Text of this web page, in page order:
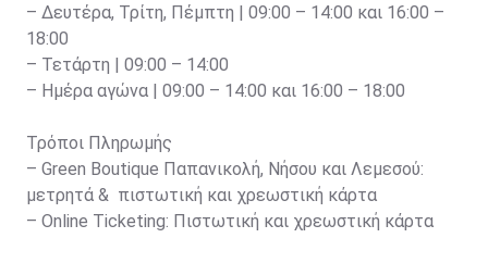
– Δευτέρα, Τρίτη, Πέμπτη | 09:00 – 14:00 και 16:00 –
18:00
– Τετάρτη | 09:00 – 14:00
– Ημέρα αγώνα | 09:00 – 14:00 και 16:00 – 18:00
Τρόποι Πληρωμής
– Green Boutique Παπανικολή, Νήσου και Λεμεσού:
μετρητά & πιστωτική και χρεωστική κάρτα
– Online Ticketing: Πιστωτική και χρεωστική κάρτα